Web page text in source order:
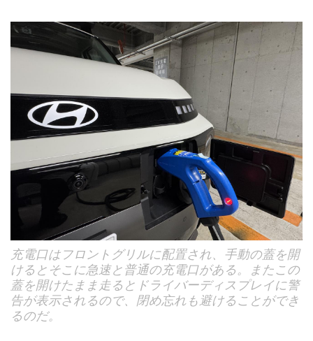
充電口はフロントグリルに配置され、手動の蓋を開
けるとそこに急速と普通の充電口がある。またこの
蓋を開けたまま走るとドライバーディスプレイに警
告が表示されるので、閉め忘れも避けることができ
るのだ。